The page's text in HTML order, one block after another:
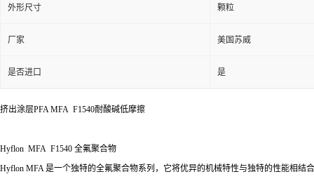
外形尺寸 颗粒
厂家 美国苏威
是否进口 是
挤出涂层PFA MFA F1540耐酸碱低摩擦
Hyflon MFA F1540 全氟聚合物
Hyflon MFA 是一个独特的全氟聚合物系列，它将优异的机械特性与独特的性能相